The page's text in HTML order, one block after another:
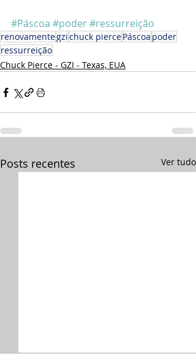
#Páscoa #poder#ressurreição
renovamentegzichuck piercePáscoa poder
ressurreição
Chuck Pierce - GZI - Texas, EUA
Posts recentes Ver tudo